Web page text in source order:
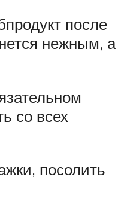
после
нежным, а
со всех
посолить